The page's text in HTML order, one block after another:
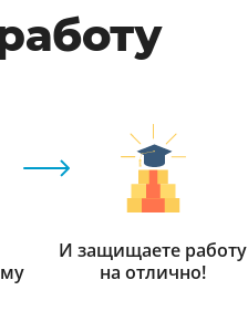
И защищаете работу
на отлично!